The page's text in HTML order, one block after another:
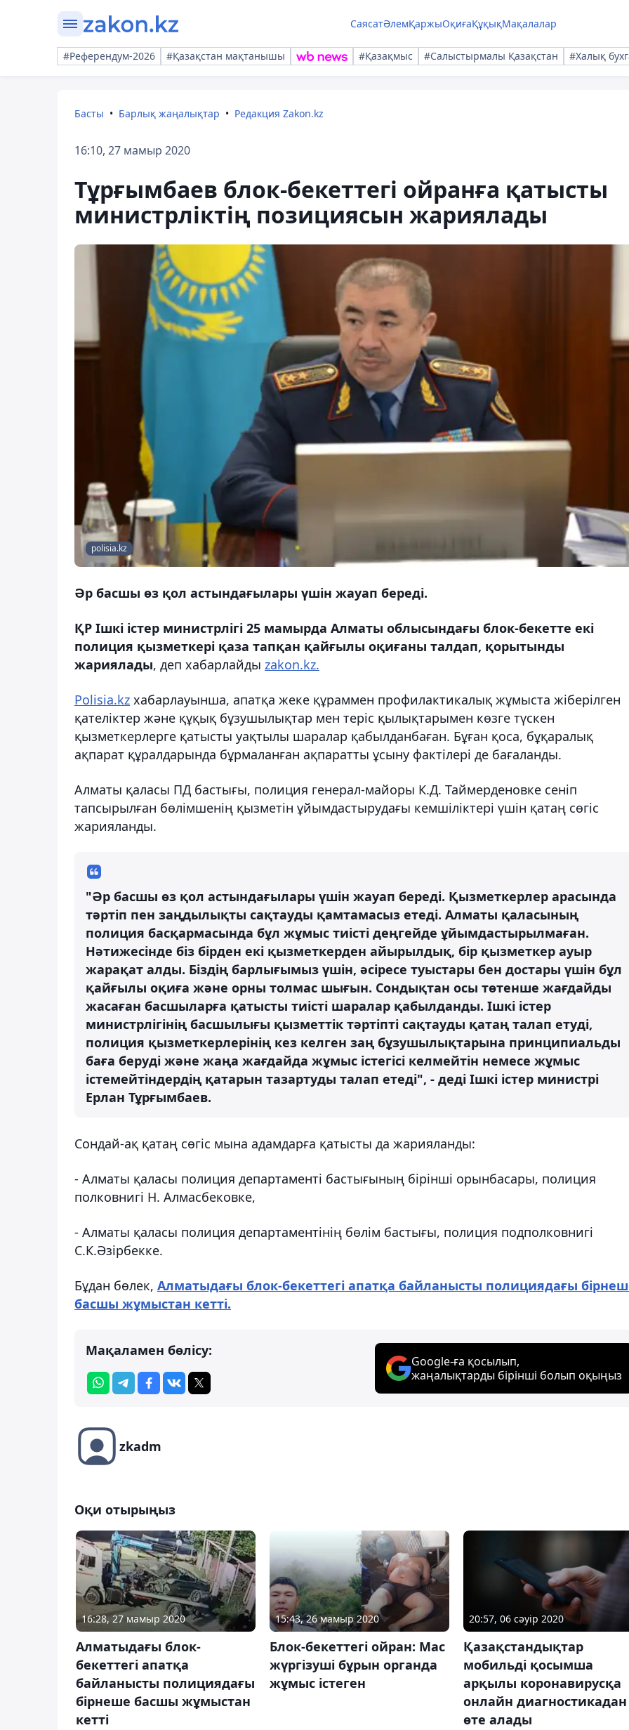
СаясатӘлемҚаржыОқиғаҚұқықМақалалар
#Референдум-2026 #Қазақстан мақтанышы #Қазақмыс #Салыстырмалы Қазақстан #Халық
Басты Барлық жаңалықтар Редакция Zakon.kz
16:10, 27 мамыр 2020
Тұрғымбаев блок-бекеттегі ойранға қатысты
министрліктің позициясын жариялады
polisia.kz
Әр басшы өз қол астындағылары үшін жауап береді.
ҚР Ішкі істер министрлігі 25 мамырда Алматы облысындағы блок-бекетте екі
полиция қызметкері қаза тапқан қайғылы оқиғаны талдап, қорытынды
жариялады, деп хабарлайды zakon.kz.
Polisia.kz хабарлауынша, апатқа жеке құраммен профилактикалық жұмыста жіберілген
қателіктер және құқық бұзушылықтар мен теріс қылықтарымен көзге түскен
қызметкерлерге қатысты уақтылы шаралар қабылданбаған. Бұған қоса, бұқаралық
ақпарат құралдарында бұрмаланған ақпаратты ұсыну фактілері де бағаланды.
Алматы қаласы ПД бастығы, полиция генерал-майоры К.Д. Таймерденовке сеніп
тапсырылған бөлімшенің қызметін ұйымдастырудағы кемшіліктері үшін қатаң сөгіс
жарияланды.
"Әр басшы өз қол астындағылары үшін жауап береді. Қызметкерлер арасында
тәртіп пен заңдылықты сақтауды қамтамасыз етеді. Алматы қаласының
полиция басқармасында бұл жұмыс тиісті деңгейде ұйымдастырылмаған.
Нәтижесінде біз бірден екі қызметкерден айырылдық, бір қызметкер ауыр
жарақат алды. Біздің барлығымыз үшін, әсіресе туыстары бен достары үшін бұл
қайғылы оқиға және орны толмас шығын. Сондықтан осы төтенше жағдайды
жасаған басшыларға қатысты тиісті шаралар қабылданды. Ішкі істер
министрлігінің басшылығы қызметтік тәртіпті сақтауды қатаң талап етуді,
полиция қызметкерлерінің кез келген заң бұзушылықтарына принципиальды
баға беруді және жаңа жағдайда жұмыс істегісі келмейтін немесе жұмыс
істемейтіндердің қатарын тазартуды талап етеді", - деді Ішкі істер министрі
Ерлан Тұрғымбаев.
Сондай-ақ қатаң сөгіс мына адамдарға қатысты да жарияланды:
- Алматы қаласы полиция департаменті бастығының бірінші орынбасары, полиция
полковнигі Н. Алмасбековке,
- Алматы қаласы полиция департаментінің бөлім бастығы, полиция подполковнигі
С.К.Әзірбекке.
Бұдан бөлек, Алматыдағы блок-бекеттегі апатқа байланысты полициядағы
басшы жұмыстан кетті.
Мақаламен бөлісу:
Google-ға қосылып,
жаңалықтарды бірінші болып оқыңыз
zkadm
Оқи отырыңыз
16:28, 27 мамыр 2020
Алматыдағы блок-
бекеттегі апатқа
байланысты полициядағы
бірнеше басшы жұмыстан
кетті
15:43, 26 мамыр 2020
Блок-бекеттегі ойран: Мас
жүргізуші бұрын органда
жұмыс істеген
20:57, 06 сәуір 2020
Қазақстандықтар
мобильді қосымша
арқылы коронавирусқа
онлайн диагностикадан
өте алады